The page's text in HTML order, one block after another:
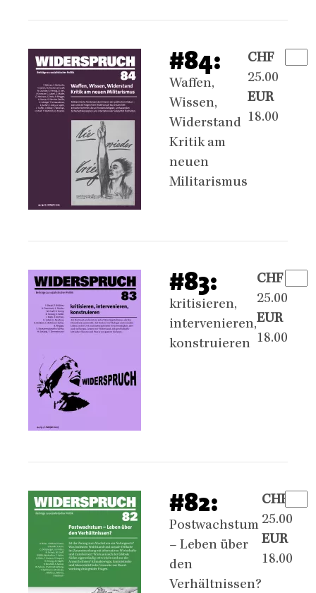
#84:
Waffen,
Wissen,
Widerstand
Kritik am
neuen
Militarismus
CHF
25.00
EUR
18.00
#83:
kritisieren,
intervenieren,
konstruieren
CHF
25.00
EUR
18.00
#82:
Postwachstum
– Leben über
den
Verhältnissen?
CHF
25.00
EUR
18.00